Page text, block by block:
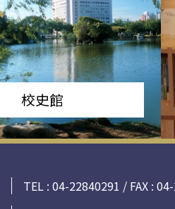
校史館
TEL : 04-22840291 / FAX :